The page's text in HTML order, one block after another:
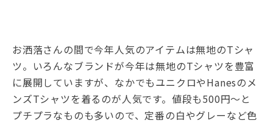
お洒落さんの間で今年人気のアイテムは無地のTシャ
ツ。いろんなブランドが今年は無地のTシャツを豊富
に展開していますが、なかでもユニクロやHanesのメ
ンズTシャツを着るのが人気です。値段も500円〜と
プチプラなものも多いので、定番の白やグレーなど色